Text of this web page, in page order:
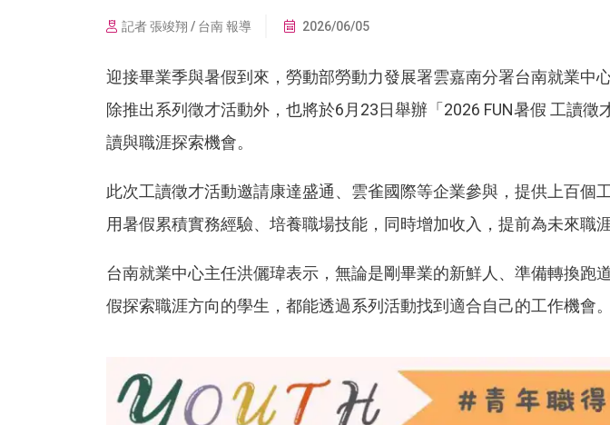
記者 張竣翔 / 台南 報導 2026/06/05
迎接畢業季與暑假到來，勞動部勞動力發展署雲嘉南分署台南就業中
除推出系列徵才活動外，也將於6月23日舉辦「2026 FUN暑假 工讀徵
讀與職涯探索機會。
此次工讀徵才活動邀請康達盛通、雲雀國際等企業參與，提供上百個
用暑假累積實務經驗、培養職場技能，同時增加收入，提前為未來職涯
台南就業中心主任洪儷瑋表示，無論是剛畢業的新鮮人、準備轉換跑
假探索職涯方向的學生，都能透過系列活動找到適合自己的工作機會。